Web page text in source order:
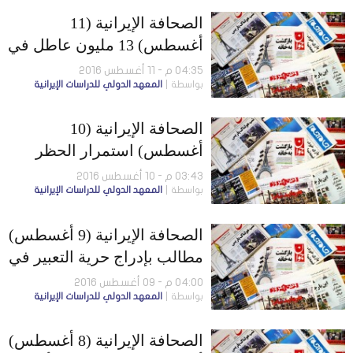
الصحافة الإيرانية (11
أغسطس) 13 مليون عاطل في
إيران… وسبب اشتعال
الحرائق الأخيرة هجوم سايبري
04:35 م - 11 أغسطس 2016
بواسطة المعهد الدولي للدراسات الإيرانية
الصحافة الإيرانية (10
أغسطس) استمرار الحظر
على خاتمي.. وردود أفعال
كردية على الإعدامات
03:43 م - 10 أغسطس 2016
بواسطة المعهد الدولي للدراسات الإيرانية
الصحافة الإيرانية (9 أغسطس)
مطالب بإدراج حرية التعبير في
مفاوضات أوربا مع إيران…
واستمرار تنفيذ الإعدام بحق
04:00 م - 09 أغسطس 2016
بواسطة المعهد الدولي للدراسات الإيرانية
الصحافة الإيرانية (8 أغسطس)